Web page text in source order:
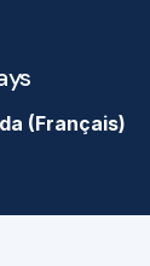
(Français)